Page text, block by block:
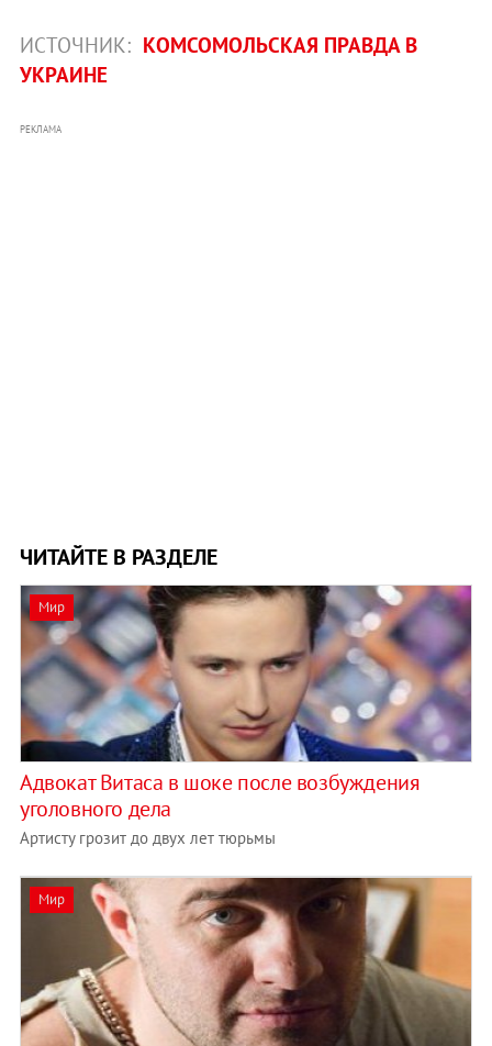
ИСТОЧНИК: КОМСОМОЛЬСКАЯ ПРАВДА В
УКРАИНЕ
РЕКЛАМА
ЧИТАЙТЕ В РАЗДЕЛЕ
Мир
Адвокат Витаса в шоке после возбуждения
уголовного дела
Артисту грозит до двух лет тюрьмы
Мир